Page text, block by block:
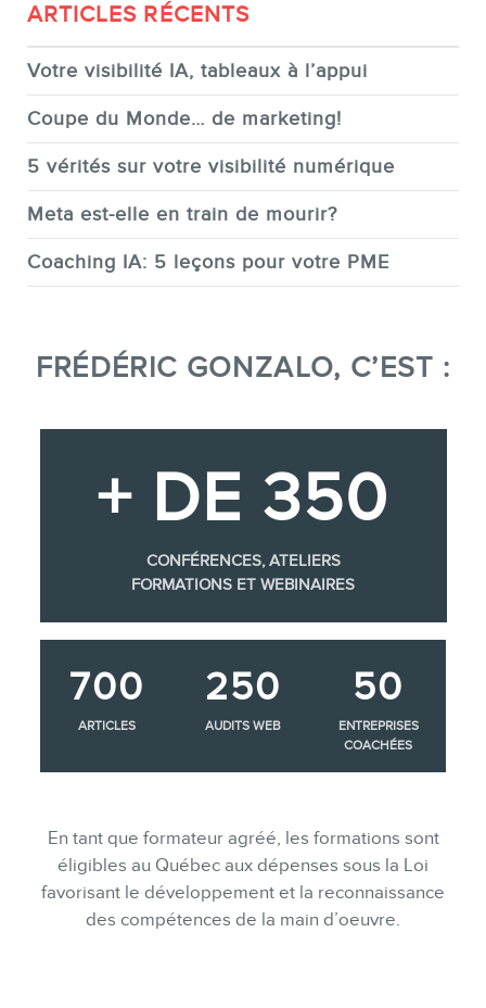
ARTICLES RÉCENTS
Votre visibilité IA, tableaux à l’appui
Coupe du Monde… de marketing!
5 vérités sur votre visibilité numérique
Meta est-elle en train de mourir?
Coaching IA: 5 leçons pour votre PME
FRÉDÉRIC GONZALO, C’EST :
+ DE 350
CONFÉRENCES, ATELIERS
FORMATIONS ET WEBINAIRES
700
ARTICLES
250
AUDITS WEB
50
ENTREPRISES
COACHÉES
En tant que formateur agréé, les formations sont
éligibles au Québec aux dépenses sous la Loi
favorisant le développement et la reconnaissance
des compétences de la main d’oeuvre.